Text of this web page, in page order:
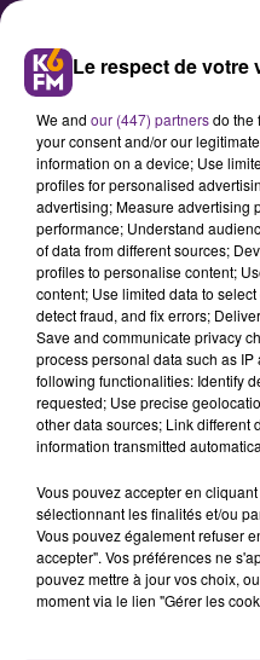
Attac 21
manifester
de Dijon
Nous avons
communiqué de
dans le centre-
droit qui, selon
aurait
Le respect de votre
We and our (447) partnersdo the
your consent and/or our
information on a device; Use
profiles for personalised
advertising; Measure advertising
performance; Understand
of data from different sources;
profiles to personalise content;
content; Use limited data to
detect fraud, and fix errors;
Save and communicate privacy
process personal data such as
following functionalities: Identify
requested; Use precise
other data sources; Link different
information transmitted
Vous pouvez accepter en
sélectionnant les finalités et/ou
Vous pouvez également refuser
accepter". Vos préférences ne
pouvez mettre à jour vos choix,
moment via le lien "Gérer les